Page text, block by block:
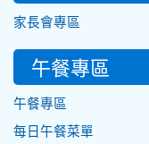
家長會專區
午餐專區
午餐專區
每日午餐菜單